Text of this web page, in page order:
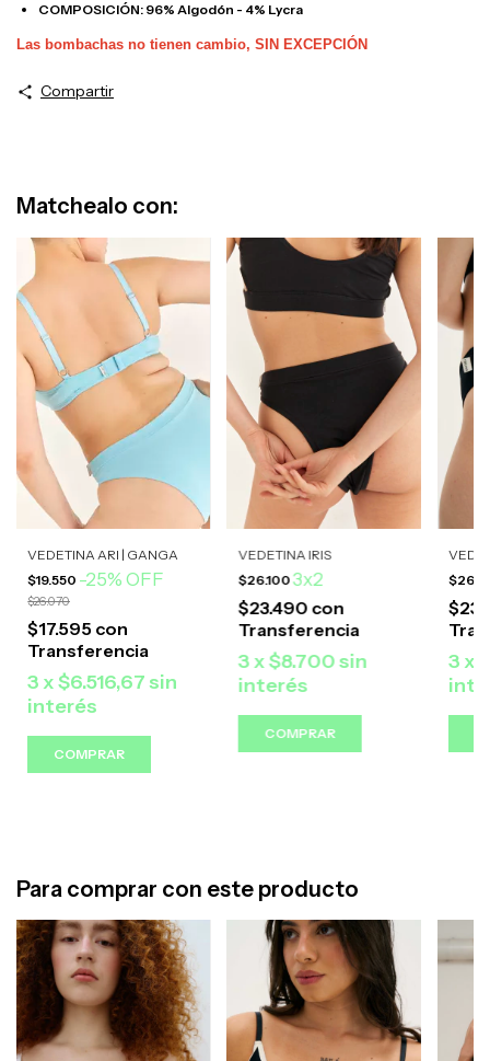
COMPOSICIÓN: 96% Algodón - 4% Lycra
Las bombachas no tienen cambio, SIN EXCEPCIÓN
Compartir
Matchealo con:
VEDETINA ARI | GANGA
$19.550 -25% OFF
$26.070
$17.595 con
3 x$6.516,67sin
interés
COMPRAR
VEDETINA IRIS
$26.100 3x2
$23.490 con
3x$8.700sin
interés
COMPRAR
3 x
Para comprar con este producto